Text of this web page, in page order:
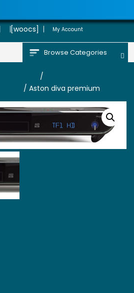
[woocs] My Account
Browse Categories
/
/ Aston diva premium